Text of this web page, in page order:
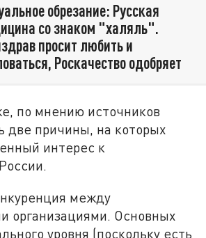
обрезание: Русская
со знаком "халяль".
просит любить и
Роскачество одобряет
по мнению источников
две причины, на которых
интерес к
между
организациями. Основных
уровня (поскольку есть